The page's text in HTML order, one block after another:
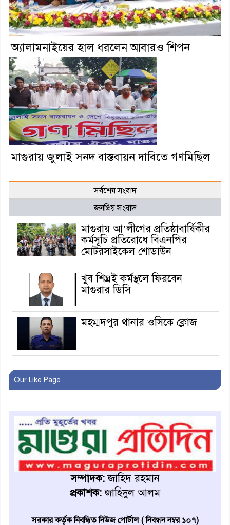
অ্যালামনাইয়ের হাল ধরলেন আবারও শিপন
মাগুরায় জুলাই সনদ বাস্তবায়ন দাবিতে গণমিছিল
সর্বশেষ সংবাদ
জনপ্রিয় সংবাদ
মাগুরায় আ’লীগের প্রতিষ্ঠাবার্ষিকীর
কর্মসূচি প্রতিরোধে বিএনপির
মোটরসাইকেল শোডাউন
খুব শিঘ্রই কর্মস্থলে ফিরবেন
মাগুরার ডিসি
মহম্মদপুর থানার ওসিকে ক্লোজ
কোলে
শ্রীপুরে শ্লীলতাহানির অভিযোগে
বিক্ষোভ-সিসি ক্যামেরা ফুটেজ
যাচাইয়ের দাবি অভিযুক্ত শিক্ষকের
মাগুরার কথিত মাদক সম্রাট
আমিরুল গ্রেফতার
ভক্তদের বর্ণাঢ্য শোভাযাত্রা
Our Like Page
সম্পাদক:জাহিদ রহমান
প্রকাশক:জাহিদুল আলম
সরকার কর্তৃক নিবন্ধিত নিউজ পোর্টাল ( নিবন্ধন নম্বর ১০৭)